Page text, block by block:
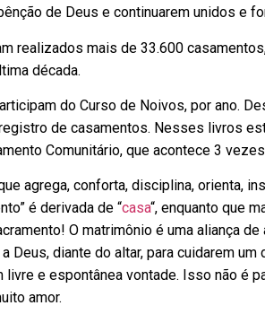
de Deus e continuarem unidos e
realizados mais de 33.600
década.
do Curso de Noivos, por ano.
de casamentos. Nesses livros
Comunitário, que acontece 3 vezes
agrega, conforta, disciplina, orienta,
é derivada de “casa“, enquanto que
O matrimônio é uma aliança
diante do altar, para cuidarem um
livre e espontânea vontade. Isso não é
amor.